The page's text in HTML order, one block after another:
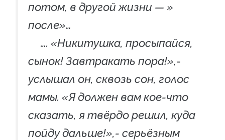
потом, в другой жизни — »
после»…
…. «Никитушка, просыпайся,
сынок! Завтракать пора!»,-
услышал он, сквозь сон, голос
мамы. «Я должен вам кое-что
сказать, я твёрдо решил, куда
пойду дальше!»,- серьёзным